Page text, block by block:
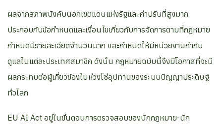
ผลจากสภาพบังคับนอกเขตแดนแห่งรัฐและค่าปรับที่สูงมาก
ประกอบกับข้อกำหนดและเงื่อนไขเกี่ยวกับการจัดการตามที่กฎหมาย
กำหนดมีรายละเอียดจำนวนมาก และกำหนดให้มีหน่วยงานกำกับ
ดูแลในแต่ละประเทศสมาชิก ดังนั้น กฎหมายฉบับนี้จึงมีโอกาสที่จะมี
ผลกระทบต่อผู้เกี่ยวข้องในห่วงโซ่อุปทานของระบบปัญญาประดิษฐ์
ทั่วโลก
EU AI Act อยู่ในขั้นตอนการตรวจสอบของนักกฎหมาย-นัก